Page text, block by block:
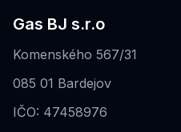
Gas BJ s.r.o
Komenského 567/31
085 01 Bardejov
IČO: 47458976